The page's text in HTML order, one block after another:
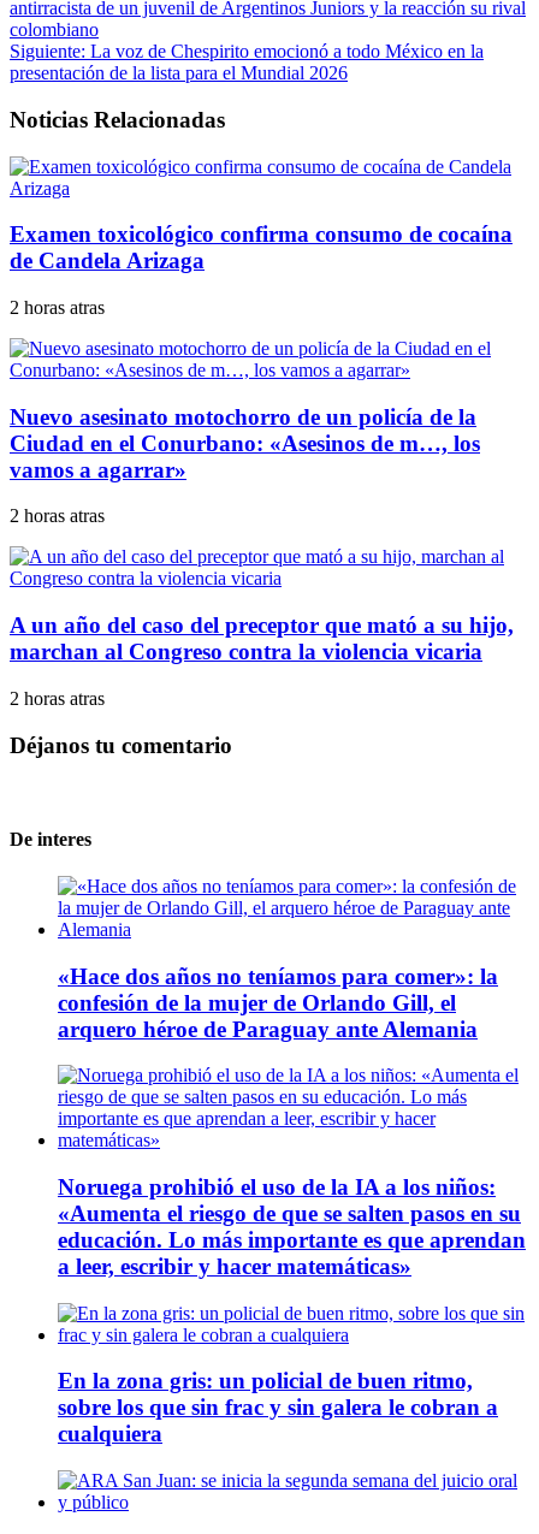
antirracista de un juvenil de Argentinos Juniors y la reacción su rival
colombiano
Siguiente: La voz de Chespirito emocionó a todo México en la
presentación de la lista para el Mundial 2026
Noticias Relacionadas
Examen toxicológico confirma consumo de cocaína
de Candela Arizaga
2 horas atras
Nuevo asesinato motochorro de un policía de la
Ciudad en el Conurbano: «Asesinos de m…, los
vamos a agarrar»
2 horas atras
A un año del caso del preceptor que mató a su hijo,
marchan al Congreso contra la violencia vicaria
2 horas atras
Déjanos tu comentario
De interes
«Hace dos años no teníamos para comer»: la
confesión de la mujer de Orlando Gill, el
arquero héroe de Paraguay ante Alemania
Noruega prohibió el uso de la IA a los niños:
«Aumenta el riesgo de que se salten pasos en su
educación. Lo más importante es que aprendan
a leer, escribir y hacer matemáticas»
En la zona gris: un policial de buen ritmo,
sobre los que sin frac y sin galera le cobran a
cualquiera